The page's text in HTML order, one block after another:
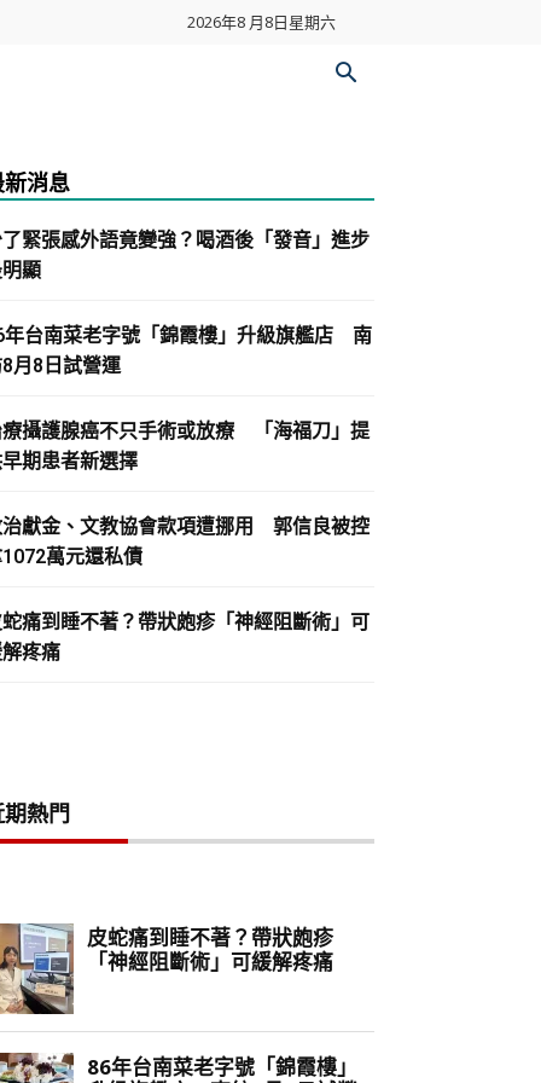
2026年8 月8日星期六
新消息
緊張感外語竟變強？喝酒後「發音」進步
顯
年台南菜老字號「錦霞樓」升級旗艦店 南
月8日試營運
攝護腺癌不只手術或放療 「海福刀」提
期患者新選擇
獻金、文教協會款項遭挪用 郭信良被控
萬元還私債
痛到睡不著？帶狀皰疹「神經阻斷術」可
疼痛
熱門